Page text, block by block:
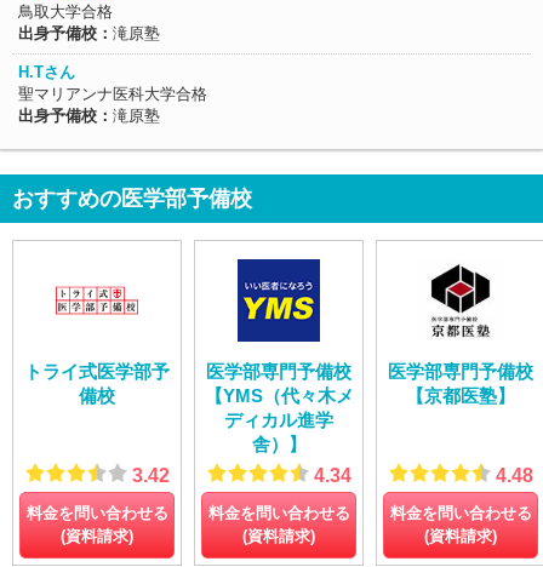
鳥取大学合格
出身予備校： 滝原塾
H.Tさん
聖マリアンナ医科大学合格
出身予備校： 滝原塾
おすすめの医学部予備校
トライ式医学部予
備校
3.42
料金を問い合わせる
(資料請求)
医学部専門予備校
【YMS（代々木メ
ディカル進学
舎）】
4.34
料金を問い合わせる
(資料請求)
医学部専門予備校
【京都医塾】
4.48
料金を問い合わせる
(資料請求)